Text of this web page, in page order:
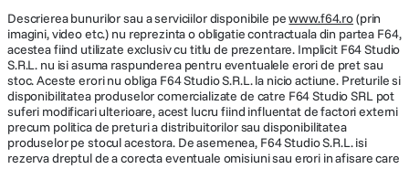
Descrierea bunurilor sau a serviciilor disponibile pewww.f64.ro(prin
imagini, video etc.) nu reprezinta o obligatie contractuala din partea F64,
acestea fiind utilizate exclusiv cu titlu de prezentare. Implicit F64 Studio
S.R.L. nu isi asuma raspunderea pentru eventualele erori de pret sau
stoc. Aceste erori nu obliga F64 Studio S.R.L. la nicio actiune. Preturile si
disponibilitatea produselor comercializate de catre F64 Studio SRL pot
suferi modificari ulterioare, acest lucru fiind influentat de factori externi
precum politica de preturi a distribuitorilor sau disponibilitatea
produselor pe stocul acestora. De asemenea, F64 Studio S.R.L. isi
rezerva dreptul de a corecta eventuale omisiuni sau erori in afisare care